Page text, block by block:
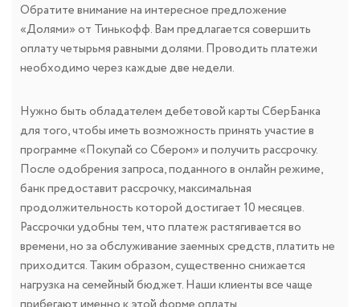
Обратите внимание на интересное предложение
«Долями» от Тинькофф. Вам предлагается совершить
оплату четырьмя равными долями. Проводить платежи
необходимо через каждые две недели.
Нужно быть обладателем дебетовой карты СберБанка
для того, чтобы иметь возможность принять участие в
программе «Покупай со Сбером» и получить рассрочку.
После одобрения запроса, поданного в онлайн режиме,
банк предоставит рассрочку, максимальная
продолжительность которой достигает 10 месяцев.
Рассрочки удобны тем, что платеж растягивается во
времени, но за обслуживание заемных средств, платить не
приходится. Таким образом, существенно снижается
нагрузка на семейный бюджет. Наши клиенты все чаще